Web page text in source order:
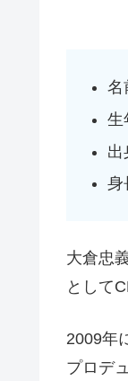
名
生
出
身
大倉忠
として
2009年
プロデ